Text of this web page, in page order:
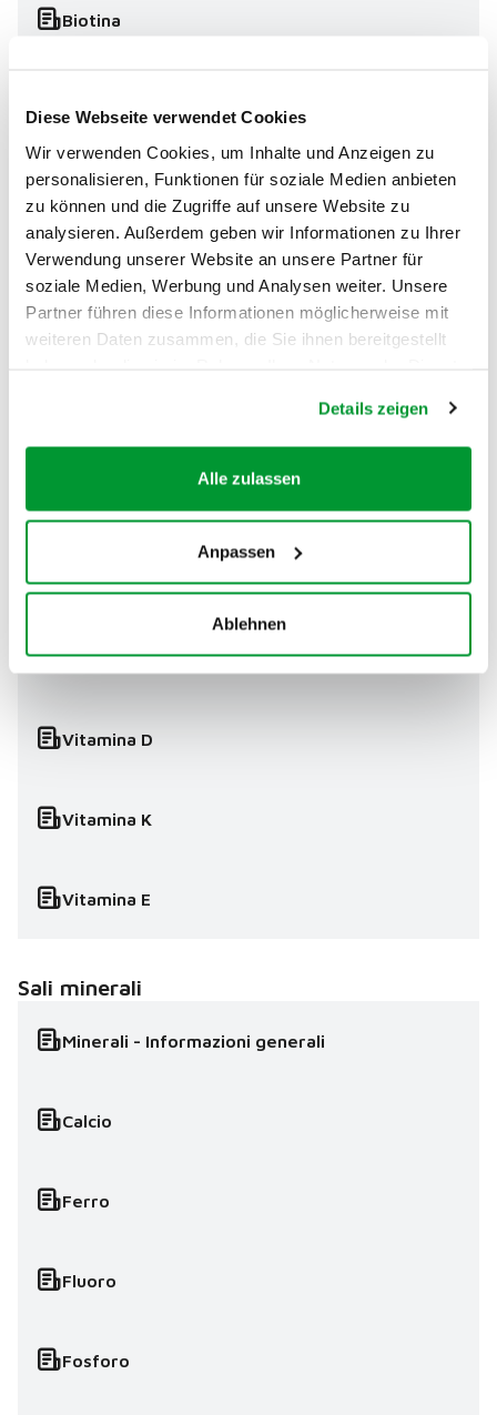
Diese Webseite verwendet Cookies
Wir verwenden Cookies, um Inhalte und Anzeigen zu
personalisieren, Funktionen für soziale Medien anbieten
zu können und die Zugriffe auf unsere Website zu
analysieren. Außerdem geben wir Informationen zu Ihrer
Verwendung unserer Website an unsere Partner für
soziale Medien, Werbung und Analysen weiter. Unsere
Partner führen diese Informationen möglicherweise mit
weiteren Daten zusammen, die Sie ihnen bereitgestellt
Details zeigen
Alle zulassen
Anpassen
Ablehnen
Biotina
Niacina
Vitamina A
Vitamina B1
Vitamina B12
Vitamina C
Vitamina D
Vitamina K
Vitamina E
Sali minerali
Minerali - Informazioni generali
Calcio
Ferro
Fluoro
Fosforo